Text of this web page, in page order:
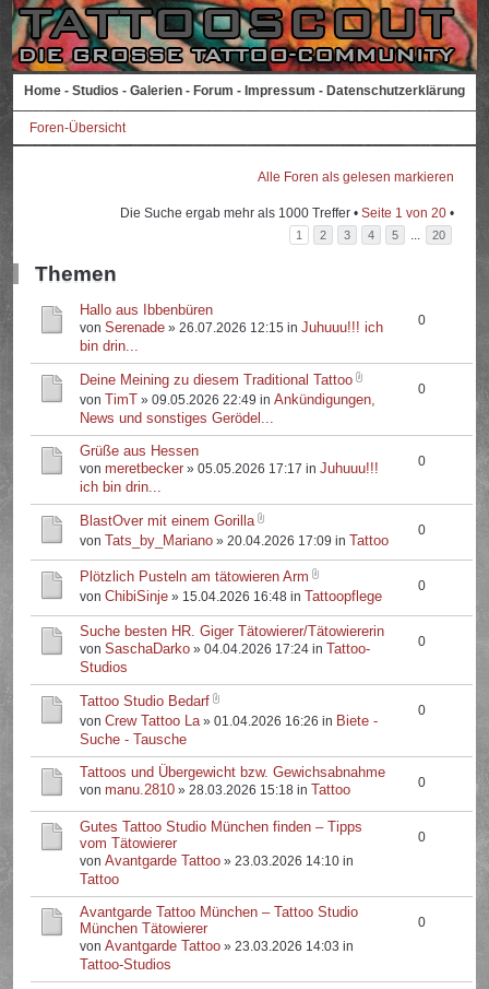
Home - Studios - Galerien - Forum - Impressum - Datenschutzerklärung
Foren-Übersicht
Alle Foren als gelesen markieren
Die Suche ergab mehr als 1000 Treffer • Seite 1 von 20•
1 2 3 4 5 ... 20
Themen
Hallo aus Ibbenbüren
vonSerenade » 26.07.2026 12:15 inJuhuuu!!! ich
bin drin...
0
Deine Meining zu diesem Traditional Tattoo
von TimT » 09.05.2026 22:49 inAnkündigungen,
News und sonstiges Gerödel...
0
Grüße aus Hessen
vonmeretbecker » 05.05.2026 17:17 inJuhuuu!!!
ich bin drin...
0
BlastOver mit einem Gorilla
von Tats_by_Mariano » 20.04.2026 17:09 in Tattoo
0
Plötzlich Pusteln am tätowieren Arm
vonChibiSinje » 15.04.2026 16:48 in Tattoopflege
0
Suche besten HR. Giger Tätowierer/Tätowiererin
vonSaschaDarko » 04.04.2026 17:24 in Tattoo-
Studios
0
Tattoo Studio Bedarf
vonCrew Tattoo La» 01.04.2026 16:26 in Biete -
Suche - Tausche
0
Tattoos und Übergewicht bzw. Gewichsabnahme
vonmanu.2810 » 28.03.2026 15:18 in Tattoo 0
Gutes Tattoo Studio München finden – Tipps
vom Tätowierer
vonAvantgarde Tattoo » 23.03.2026 14:10 in
Tattoo
0
Avantgarde Tattoo München – Tattoo Studio
München Tätowierer
vonAvantgarde Tattoo » 23.03.2026 14:03 in
Tattoo-Studios
0